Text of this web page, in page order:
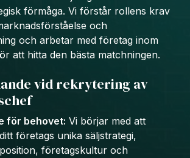
förmåga. Vi förstår rollens krav
och
och arbetar med företag inom
att hitta den bästa matchningen.
vid rekrytering av
för behovet: Vi börjar med att
företags unika säljstrategi,
företagskultur och